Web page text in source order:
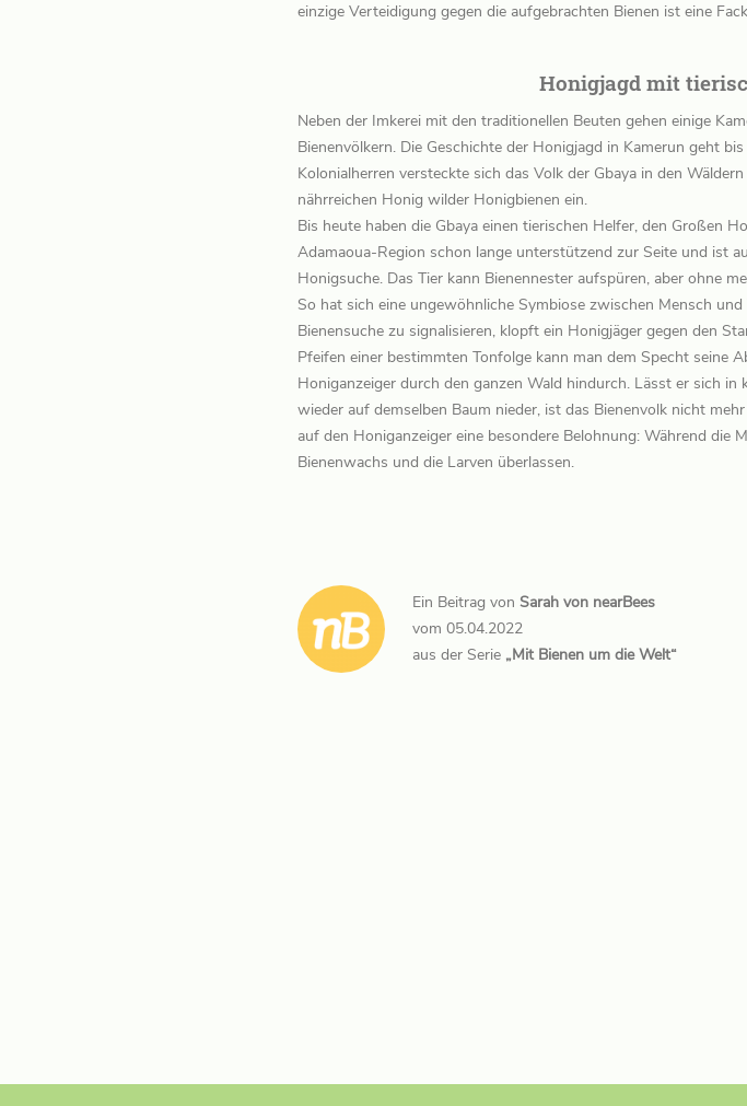
einzige Verteidigung gegen die aufgebrachten Bienen ist eine
Honigjagd mit
Neben der Imkerei mit den traditionellen Beuten gehen einige
Bienenvölkern. Die Geschichte der Honigjagd in Kamerun geht
Kolonialherren versteckte sich das Volk der Gbaya in den
nährreichen Honig wilder Honigbienen ein.
Bis heute haben die Gbaya einen tierischen Helfer, den Großen
Adamaoua-Region schon lange unterstützend zur Seite und ist
Honigsuche. Das Tier kann Bienennester aufspüren, aber ohne
So hat sich eine ungewöhnliche Symbiose zwischen Mensch
Bienensuche zu signalisieren, klopft ein Honigjäger gegen den
Pfeifen einer bestimmten Tonfolge kann man dem Specht seine
Honiganzeiger durch den ganzen Wald hindurch. Lässt er sich
wieder auf demselben Baum nieder, ist das Bienenvolk nicht
auf den Honiganzeiger eine besondere Belohnung: Während die
Bienenwachs und die Larven überlassen.
Ein Beitrag von Sarah von nearBees
vom 05.04.2022
aus der Serie „Mit Bienen um die Welt“